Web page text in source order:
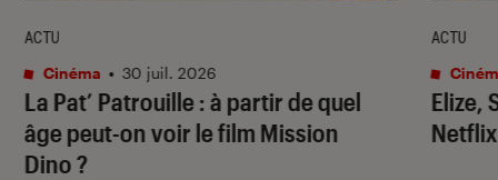
La Pat’ Patrouille: à partir de quel
âge peut-on voir le film Mission
Dino?
ACTU
Cinéma • 30 juil. 2026
Elize,
ACTU